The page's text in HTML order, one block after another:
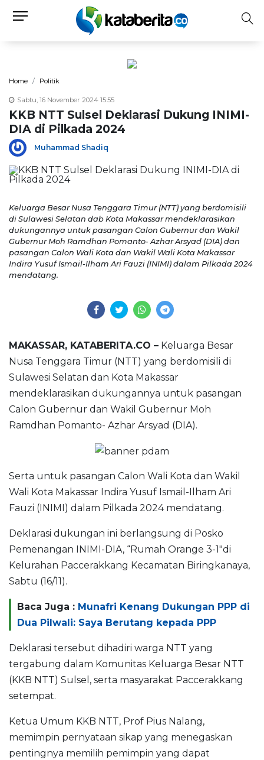
Home Politik
Sabtu, 16 November 2024 15:55
KKB NTT Sulsel Deklarasi Dukung INIMI-
DIA di Pilkada 2024
Muhammad Shadiq
Keluarga Besar Nusa Tenggara Timur (NTT) yang berdomisili
di Sulawesi Selatan dab Kota Makassar mendeklarasikan
dukungannya untuk pasangan Calon Gubernur dan Wakil
Gubernur Moh Ramdhan Pomanto- Azhar Arsyad (DIA) dan
pasangan Calon Wali Kota dan Wakil Wali Kota Makassar
Indira Yusuf Ismail-Ilham Ari Fauzi (INIMI) dalam Pilkada 2024
mendatang.
MAKASSAR, KATABERITA.CO – Keluarga Besar
Nusa Tenggara Timur (NTT) yang berdomisili di
Sulawesi Selatan dan Kota Makassar
mendeklarasikan dukungannya untuk pasangan
Calon Gubernur dan Wakil Gubernur Moh
Ramdhan Pomanto- Azhar Arsyad (DIA).
Serta untuk pasangan Calon Wali Kota dan Wakil
Wali Kota Makassar Indira Yusuf Ismail-Ilham Ari
Fauzi (INIMI) dalam Pilkada 2024 mendatang.
Deklarasi dukungan ini berlangsung di Posko
Pemenangan INIMI-DIA, “Rumah Orange 3-1″di
Kelurahan Paccerakkang Kecamatan Biringkanaya,
Sabtu (16/11).
Baca Juga : Munafri Kenang Dukungan PPP di
Dua Pilwali: Saya Berutang kepada PPP
Deklarasi tersebut dihadiri warga NTT yang
tergabung dalam Komunitas Keluarga Besar NTT
(KKB NTT) Sulsel, serta masyarakat Paccerakkang
setempat.
Ketua Umum KKB NTT, Prof Pius Nalang,
memimpin pernyataan sikap yang menegaskan
pentingnya memilih pemimpin yang dapat